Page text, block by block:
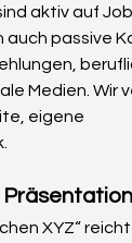
aktiv auf
auch passive
Medien. Wir
eigene
XYZ“